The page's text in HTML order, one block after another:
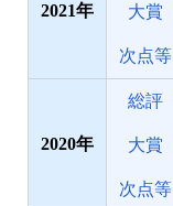
2021 大賞
次点等
2020
総評
大賞
次点等